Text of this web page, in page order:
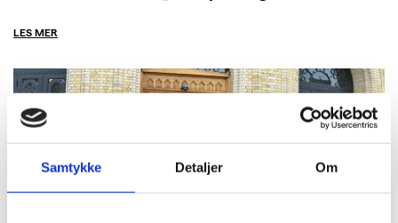
Samtykke Detaljer Om
LES MER